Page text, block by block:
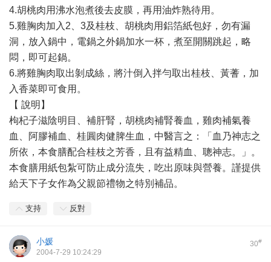
4.胡桃肉用沸水泡煮後去皮膜，再用油炸熟待用。
5.雞胸肉加入2、3及桂枝、胡桃肉用鋁箔紙包好，勿有漏
洞，放入鍋中，電鍋之外鍋加水一杯，煮至開關跳起，略
悶，即可起鍋。
6.將雞胸肉取出剝成絲，將汁倒入拌勻取出桂枝、黃蓍，加
入香菜即可食用。
【 說明】
枸杞子滋陰明目、補肝腎，胡桃肉補腎養血，雞肉補氣養
血、阿膠補血、桂圓肉健脾生血，中醫言之：「血乃神志之
所依，本食膳配合桂枝之芳香，且有益精血、聰神志。」。
本食膳用紙包紮可防止成分流失，吃出原味與營養。謹提供
給天下子女作為父親節禮物之特別補品。
支持 反對
30#
小媛
2004-7-29 10:24:29